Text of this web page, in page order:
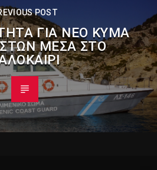
POST
ΓΙΑ ΝΈΟ ΚΎΜΑ
ΜΈΣΑ ΣΤΟ